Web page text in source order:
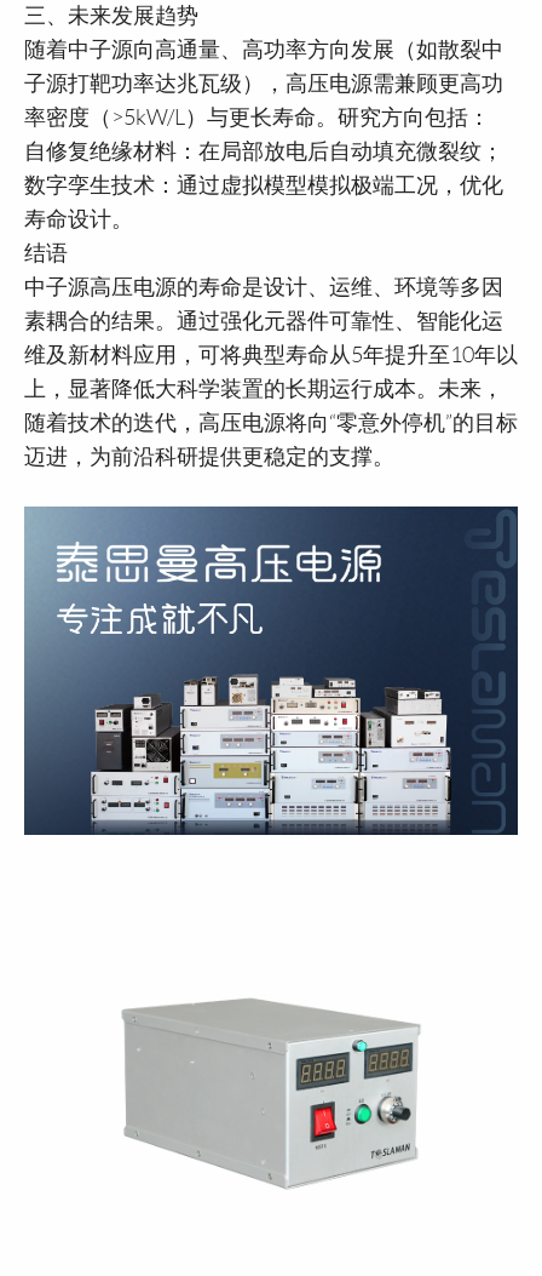
三、未来发展趋势
随着中子源向高通量、高功率方向发展（如散裂中
子源打靶功率达兆瓦级），高压电源需兼顾更高功
率密度（>5kW/L）与更长寿命。研究方向包括：
自修复绝缘材料：在局部放电后自动填充微裂纹；
数字孪生技术：通过虚拟模型模拟极端工况，优化
寿命设计。
结语
中子源高压电源的寿命是设计、运维、环境等多因
素耦合的结果。通过强化元器件可靠性、智能化运
维及新材料应用，可将典型寿命从5年提升至10年以
上，显著降低大科学装置的长期运行成本。未来，
随着技术的迭代，高压电源将向“零意外停机”的目标
迈进，为前沿科研提供更稳定的支撑。